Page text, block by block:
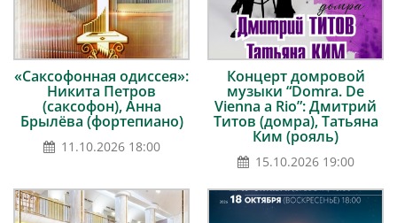
«Саксофонная одиссея»:
Никита Петров
(саксофон), Анна
Брылёва (фортепиано)
11.10.2026 18:00
Концерт домровой
музыки “Domra. De
Vienna a Rio”: Дмитрий
Титов (домра), Татьяна
Ким (рояль)
15.10.2026 19:00